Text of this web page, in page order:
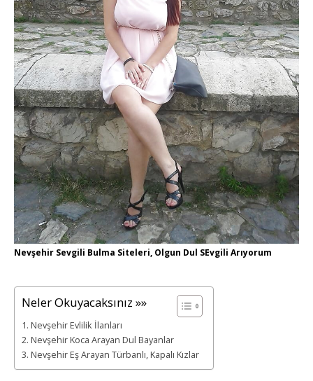
Nevşehir Sevgili Bulma Siteleri, Olgun Dul SEvgili Arıyorum
Neler Okuyacaksınız »»
Nevşehir Evlilik İlanları
Nevşehir Koca Arayan Dul Bayanlar
Nevşehir Eş Arayan Türbanlı, Kapalı Kızlar